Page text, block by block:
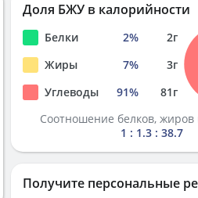
Доля БЖУ в калорийности
Белки 2% 2г
Жиры
7% 3г
Углеводы
91% 81г
Соотношение белков, жиров
1 : 1.3 : 38.7
Получите персональные